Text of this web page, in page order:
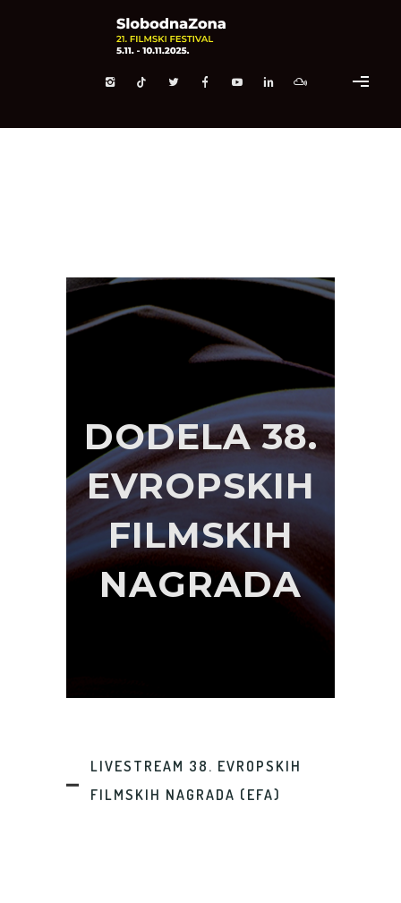
EVROPSKA DODELA NAGRADA
EVROPSKA DODELA NAGRADA
DODELA 38.
EVROPSKIH
FILMSKIH
NAGRADA
LIVESTREAM 38. EVROPSKIH
FILMSKIH NAGRADA (EFA)